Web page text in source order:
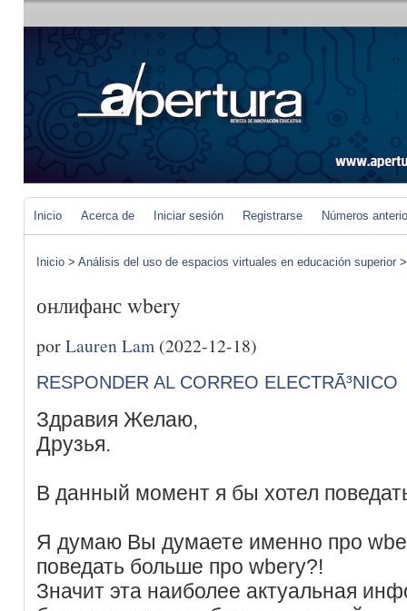
Inicio Acerca de Iniciar sesión Registrarse Números
Inicio > Análisis del uso de espacios virtuales en educación superior
онлифанс wbery
porLauren Lam (2022-12-18)
RESPONDER AL CORREO ELECTRÃ³NICO
Здравия Желаю,
Друзья.
В данный момент я бы хотел
Я думаю Вы думаете именно про
поведать больше про wbery?!
Значит эта наиболее актуальная